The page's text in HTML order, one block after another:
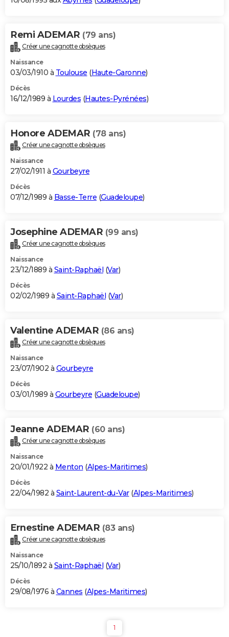
Remi ADEMAR (79 ans)
Créer une cagnotte obsèques
Naissance
03/03/1910 à Toulouse (Haute-Garonne)
Décès
16/12/1989 à Lourdes (Hautes-Pyrénées)
Honore ADEMAR (78 ans)
Créer une cagnotte obsèques
Naissance
27/02/1911 à Gourbeyre
Décès
07/12/1989 à Basse-Terre (Guadeloupe)
Josephine ADEMAR (99 ans)
Créer une cagnotte obsèques
Naissance
23/12/1889 à Saint-Raphaël (Var)
Décès
02/02/1989 à Saint-Raphaël (Var)
Valentine ADEMAR (86 ans)
Créer une cagnotte obsèques
Naissance
23/07/1902 à Gourbeyre
Décès
03/01/1989 à Gourbeyre (Guadeloupe)
Jeanne ADEMAR (60 ans)
Créer une cagnotte obsèques
Naissance
20/01/1922 à Menton (Alpes-Maritimes)
Décès
22/04/1982 à Saint-Laurent-du-Var(Alpes-Maritimes)
Ernestine ADEMAR (83 ans)
Créer une cagnotte obsèques
Naissance
25/10/1892 à Saint-Raphaël (Var)
Décès
29/08/1976 à Cannes (Alpes-Maritimes)
1